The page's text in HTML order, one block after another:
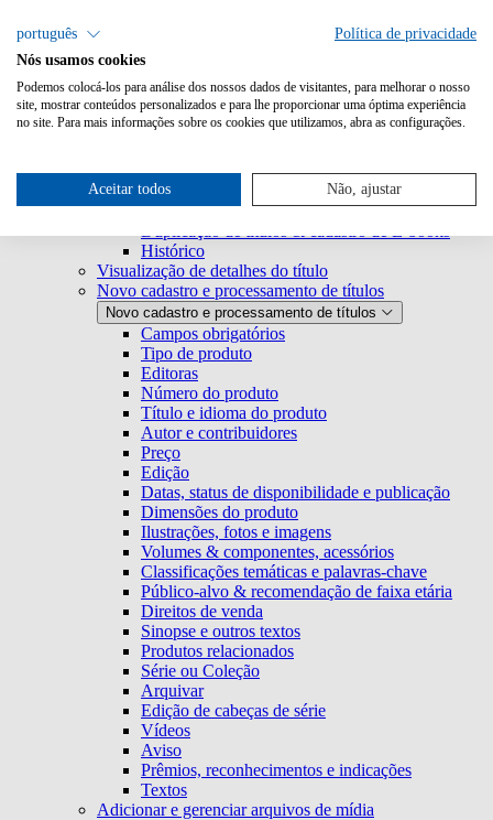
Metabooks Metabooks
Login
Página inicial
Página inicial
Lista de resultados
Lista de resultados
Visão geral das funções
Exportação de títulos
Histórico
Visualização de detalhes do título
Novo cadastro e processamento de títulos
Novo cadastro e processamento de títulos
Campos obrigatórios
Tipo de produto
Editoras
Número do produto
Título e idioma do produto
Autor e contribuidores
Preço
Edição
Datas, status de disponibilidade e publicação
Dimensões do produto
Ilustrações, fotos e imagens
Volumes & componentes, acessórios
Classificações temáticas e palavras-chave
Público-alvo & recomendação de faixa etária
Direitos de venda
Sinopse e outros textos
Produtos relacionados
Série ou Coleção
Arquivar
Edição de cabeças de série
Vídeos
Aviso
Prêmios, reconhecimentos e indicações
Textos
Adicionar e gerenciar arquivos de mídia
português
Política de privacidade
Nós usamos cookies
Podemos colocá-los para análise dos nossos dados de visitantes, para melhorar o nosso
site, mostrar conteúdos personalizados e para lhe proporcionar uma óptima experiência
no site. Para mais informações sobre os cookies que utilizamos, abra as configurações.
Aceitar todos Não, ajustar